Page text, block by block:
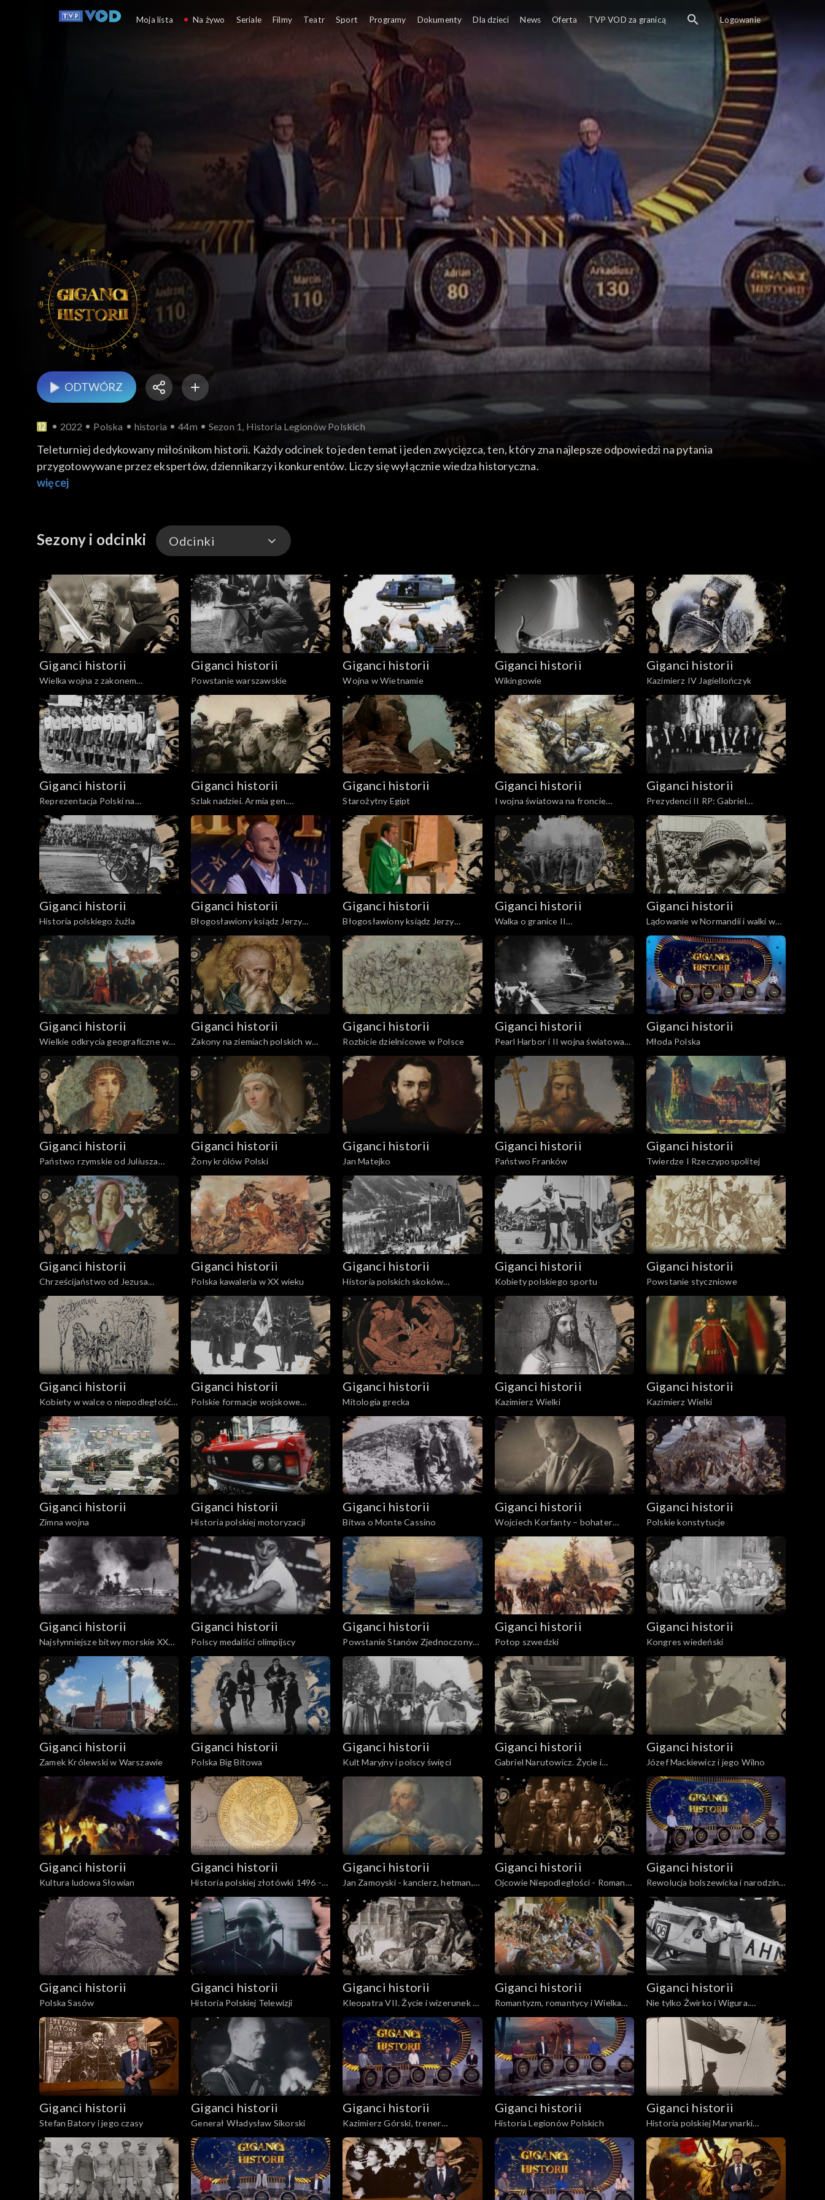
ODTWÓRZ
2022 Polska historia 44m Sezon 1, Historia Legionów Polskich
Teleturniej dedykowany miłośnikom historii. Każdy odcinek to jeden temat i jeden zwycięzca, ten, który zna najlepsze odpowiedzi na pytania
przygotowywane przez ekspertów, dziennikarzy i konkurentów. Liczy się wyłącznie wiedza historyczna.
więcej
Sezony i odcinki Odcinki
Odcinki
Giganci historii
Wielka wojna z zakonem
krzyżackim (1409-1411)
Giganci historii
Powstanie warszawskie
Giganci historii
Wojna w Wietnamie
Giganci historii
Wikingowie
Giganci historii
Kazimierz IV Jagiellończyk
Giganci historii
Reprezentacja Polski na
piłkarskich mundialach w latach
1938-2022
Giganci historii
Szlak nadziei. Armia gen.
Władysława Andersa
Giganci historii
Starożytny Egipt
Giganci historii
I wojna światowa na froncie
Giganci historii
Prezydenci II RP: Gabriel
Narutowicz, Stanisław
Wojciechowski i Ignacy Mościcki
Giganci historii
Historia polskiego żużla
Giganci historii
Błogosławiony ksiądz Jerzy
Popiełuszko
Giganci historii
Błogosławiony ksiądz Jerzy
Popiełuszko
Giganci historii
Walka o granice II
Rzeczypospolitej 1918-1923
Giganci historii
Lądowanie w Normandii i walki w
Europie Zachodniej 1944-1945
Giganci historii
Wielkie odkrycia geograficzne w
XV i XVI wieku
Giganci historii
Zakony na ziemiach polskich w
okresie średniowiecza
Giganci historii
Rozbicie dzielnicowe w Polsce
Giganci historii
Pearl Harbor i II wojna światowa
na Pacyfiku
Giganci historii
Młoda Polska
Giganci historii
Państwo rzymskie od Juliusza
Cezara do Nerona
Giganci historii
Żony królów Polski
Giganci historii
Jan Matejko
Giganci historii
Państwo Franków
Giganci historii
Twierdze I Rzeczypospolitej
Giganci historii
Chrześcijaństwo od Jezusa
Chrystusa do Konstantyna
Wielkiego
Giganci historii
Polska kawaleria w XX wieku
Giganci historii
Historia polskich skoków
narciarskich
Giganci historii
Kobiety polskiego sportu
Giganci historii
Powstanie styczniowe
Giganci historii
Kobiety w walce o niepodległość
Polski
Giganci historii
Polskie formacje wojskowe
podczas Wielkiej Wojny
Giganci historii
Mitologia grecka
Giganci historii
Kazimierz Wielki
Giganci historii
Kazimierz Wielki
Giganci historii
Zimna wojna
Giganci historii
Historia polskiej motoryzacji
Giganci historii
Bitwa o Monte Cassino
Giganci historii
Wojciech Korfanty – bohater
Niepodległej
Giganci historii
Polskie konstytucje
Giganci historii
Najsłynniejsze bitwy morskie XX
Giganci historii
Polscy medaliści olimpijscy
Giganci historii
Powstanie Stanów Zjednoczonych
Ameryki
Giganci historii
Potop szwedzki
Giganci historii
Kongres wiedeński
Giganci historii
Zamek Królewski w Warszawie
Giganci historii
Polska Big Bitowa
Giganci historii
Kult Maryjny i polscy święci
Giganci historii
Gabriel Narutowicz. Życie i
działalność
Giganci historii
Józef Mackiewicz i jego Wilno
Giganci historii
Kultura ludowa Słowian
Giganci historii
Historia polskiej złotówki 1496 -
1996
Giganci historii
Jan Zamoyski - kanclerz, hetman,
Giganci historii
Ojcowie Niepodległości - Roman
Dmowski
Giganci historii
Rewolucja bolszewicka i narodziny
komunizmu
Giganci historii
Polska Sasów
Giganci historii
Historia Polskiej Telewizji
Giganci historii
Kleopatra VII. Życie i wizerunek w
kulturze
Giganci historii
Romantyzm, romantycy i Wielka
Emigracja - polityka, wojna,
literatura
Giganci historii
Nie tylko Żwirko i Wigura.
Osiągnięcia polskiego lotnictwa w
dwudziestoleciu międzywojennym
Giganci historii
Stefan Batory i jego czasy
Giganci historii
Generał Władysław Sikorski
Giganci historii
Kazimierz Górski, trener
wszechczasów i jego „Orły”
Giganci historii
Historia Legionów Polskich
Giganci historii
Historia polskiej Marynarki
Wojennej w latach 1918 - 1945
Moja lista Na żywo Seriale Filmy Teatr Sport Programy Dokumenty Dla dzieci News Oferta TVP VOD za granicą Logowanie